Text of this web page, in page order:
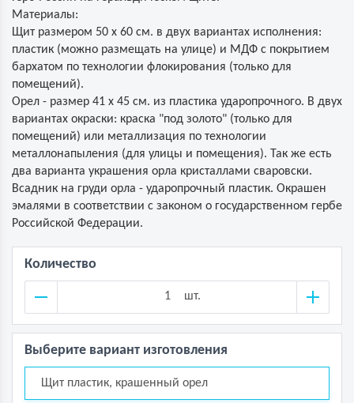
Материалы:
Щит размером 50 х 60 см. в двух вариантах исполнения:
пластик (можно размещать на улице) и МДФ с покрытием
бархатом по технологии флокирования (только для
помещений).
Орел - размер 41 х 45 см. из пластика ударопрочного. В двух
вариантах окраски: краска "под золото" (только для
помещений) или металлизация по технологии
металлонапыления (для улицы и помещения). Так же есть
два варианта украшения орла кристаллами сваровски.
Всадник на груди орла - ударопрочный пластик. Окрашен
эмалями в соответствии с законом о государственном гербе
Российской Федерации.
Количество
шт.
Выберите вариант изготовления
Щит пластик, крашенный орел